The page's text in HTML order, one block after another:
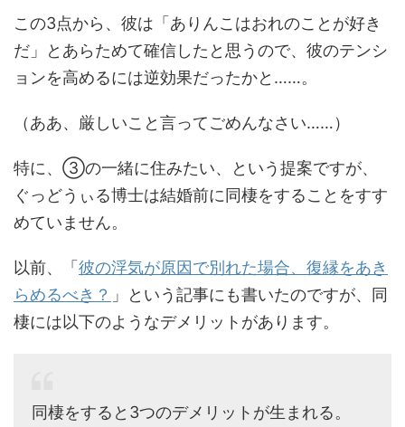
この3点から、彼は「ありんこはおれのことが好き
だ」とあらためて確信したと思うので、彼のテンシ
ョンを高めるには逆効果だったかと……。
（ああ、厳しいこと言ってごめんなさい……）
特に、③の一緒に住みたい、という提案ですが、
ぐっどうぃる博士は結婚前に同棲をすることをすす
めていません。
以前、「彼の浮気が原因で別れた場合、復縁をあき
らめるべき？ 」という記事にも書いたのですが、同
棲には以下のようなデメリットがあります。
同棲をすると3つのデメリットが生まれる。